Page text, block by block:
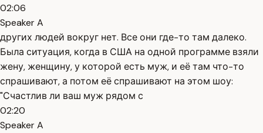
02:06
Speaker A
других людей вокруг нет. Все они где-то там далеко.
Была ситуация, когда в США на одной программе взяли
жену, женщину, у которой есть муж, и её там что-то
спрашивают, а потом её спрашивают на этом шоу:
"Счастлив ли ваш муж рядом с
02:20
Speaker A